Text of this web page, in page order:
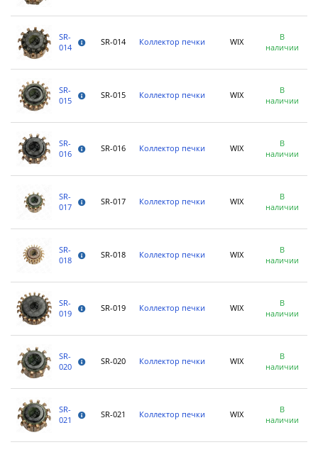
SR-
014
SR-014 Коллектор печки WIX
В
наличии
SR-
015
SR-015 Коллектор печки WIX
В
наличии
SR-
016
SR-016 Коллектор печки WIX
В
наличии
SR-
017
SR-017 Коллектор печки WIX
В
наличии
SR-
018
SR-018 Коллектор печки WIX
В
наличии
SR-
019
SR-019 Коллектор печки WIX
В
наличии
SR-
020
SR-020 Коллектор печки WIX
В
наличии
SR-
021
SR-021 Коллектор печки WIX
В
наличии